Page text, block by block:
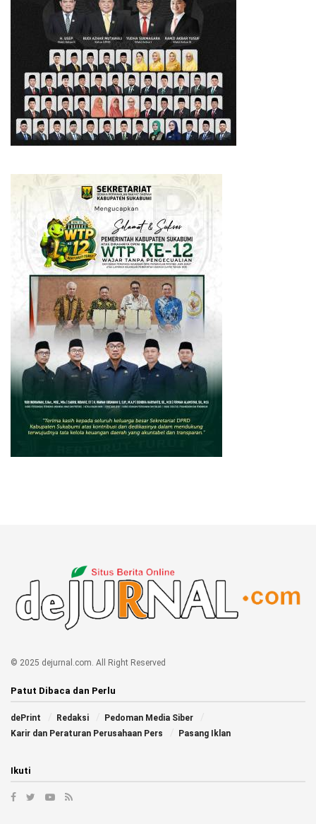
© 2025 dejurnal.com. All Right Reserved
Patut Dibaca dan Perlu
dePrint Redaksi
Pedoman Media Siber
Karir dan Peraturan Perusahaan Pers
Pasang Iklan
Ikuti